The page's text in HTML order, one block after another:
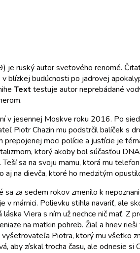
je ruský autor svetového renomé.
blízkej budúcnosti po jadrovej
Text testuje autor neprebádané
v jesennej Moskve roku 2016. Po
Piotr Chazin mu podstrčil balíček s
prepojenej moci polície a justície je
ktorý akoby bol súčasťou
sa na svoju mamu, ktorá mu
aj na dievča, ktoré ho medzitým
sa za sedem rokov zmenilo k
v márnici. Polievku stihla navariť, ale
láska Viera s ním už nechce nič mať.
na matkin pohreb. Žiaľ a hnev
Piotra, ktorý mu všetko
aby získal trocha času, ale odnesie